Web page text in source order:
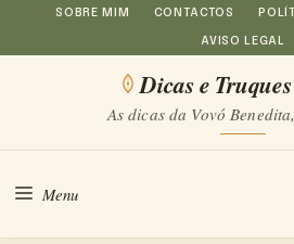
Saltar
para
conteúdo
SOBRE MIM CONTACTOS
AVISO LEGAL
Dicas e
As dicas da Vovó
Menu